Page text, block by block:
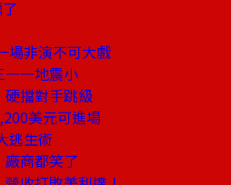
場非演不可大戲
一一地震小
擋對手跳級
美元可進場
逃生術
商都笑了